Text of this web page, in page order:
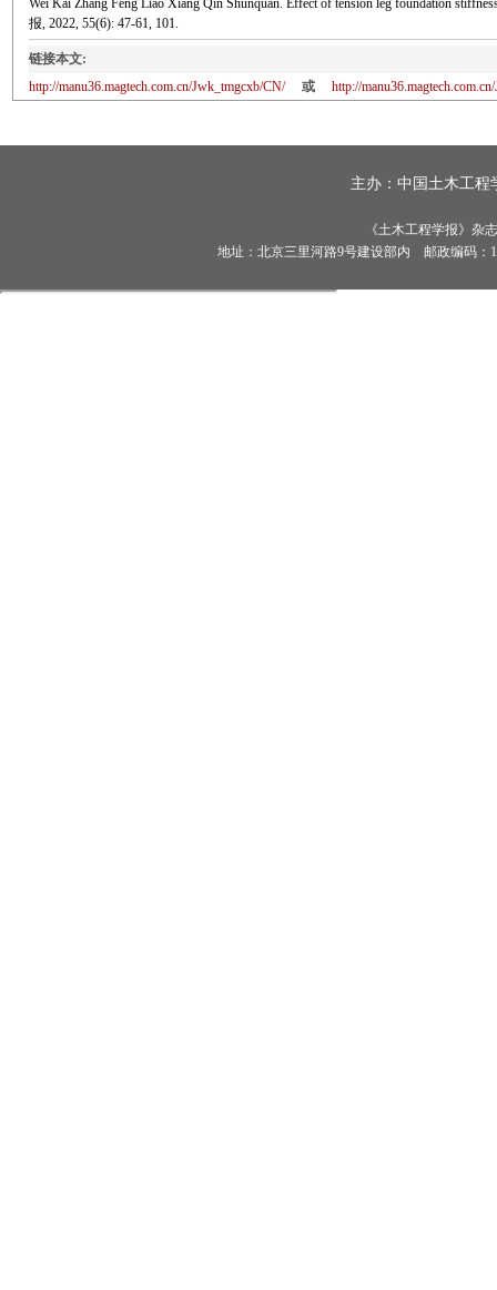
Wei Kai Zhang Feng Liao Xiang Qin Shunquan. Effect of tension leg foundation
报, 2022, 55(6): 47-61, 101.
链接本文:
http://manu36.magtech.com.cn/Jwk_tmgcxb/CN/
或 http://
主办： 中国土木工程
《土木工程学报》杂
地址：北京三里河路9号建设部内 邮政编码